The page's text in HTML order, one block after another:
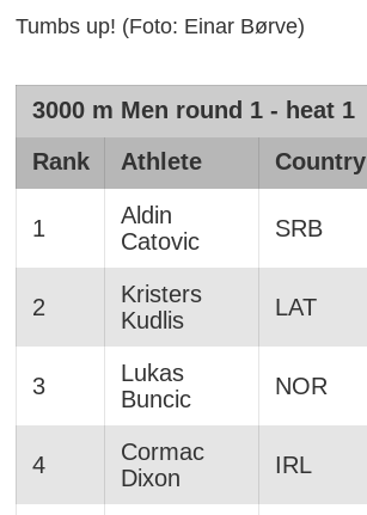
Tumbs up! (Foto: Einar Børve)
3000 m Men round 1 - heat 1
Rank
Athlete Country
1
Aldin
Catovic
SRB
2
Kristers
Kudlis
LAT
3
Lukas
Buncic
NOR
4
Cormac
Dixon
IRL